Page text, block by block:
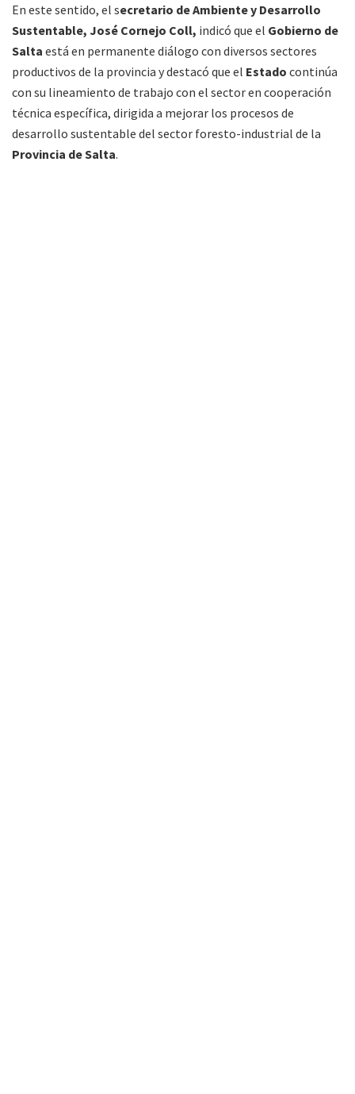
En este sentido, el secretario de Ambiente y Desarrollo
Sustentable, José Cornejo Coll, indicó que el Gobierno de
Salta está en permanente diálogo con diversos sectores
productivos de la provincia y destacó que el Estado continúa
con su lineamiento de trabajo con el sector en cooperación
técnica específica, dirigida a mejorar los procesos de
desarrollo sustentable del sector foresto-industrial de la
Provincia de Salta.